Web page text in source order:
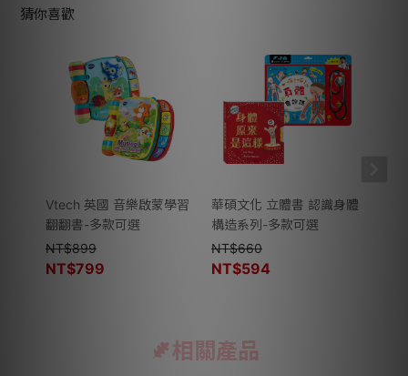
猜你喜歡
Vtech 英國 音樂啟蒙學習
翻翻書-多款可選
NT$899
NT$799
華碩文化 立體書 認識身體
構造系列-多款可選
NT$660
NT$594
相關產品